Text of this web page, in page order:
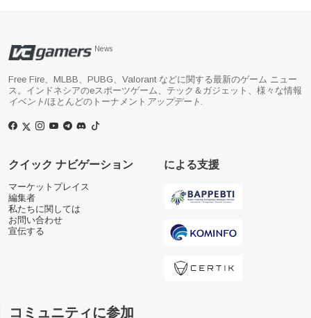
News
Free Fire、MLBB、PUBG、Valorant などに関する最新のゲーム ニュー
ス。インドネシアのeスポーツゲーム、テック＆ガジェット、様々な情報
イベント/ほとんどのトーナメント アップデート
クイック ナビゲーション
マーケットプレイス
編集者
私たちに関しては
お問い合わせ
宣伝する
による支援
コミュニティに参加